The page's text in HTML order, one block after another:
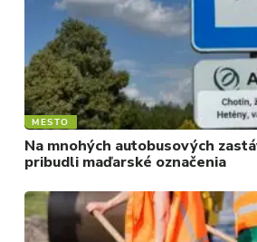
MESTO
Na mnohých autobusových
pribudli maďarské označenia